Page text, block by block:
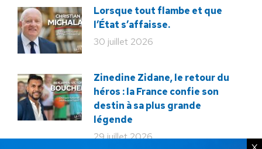
Lorsque tout flambe et que
l’État s’affaisse.
30 juillet 2026
Zinedine Zidane, le retour du
héros : la France confie son
destin à sa plus grande
légende
29 juillet 2026